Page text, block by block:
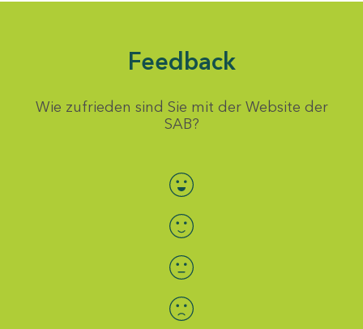
Feedback
Wie zufrieden sind Sie mit der Website der
SAB?
Bewertung auswählen